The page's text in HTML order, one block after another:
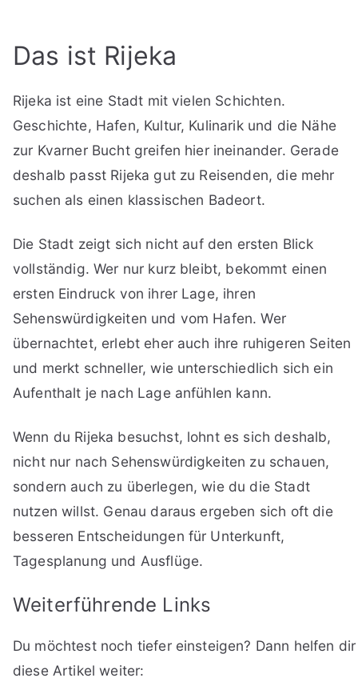
Das ist Rijeka
Rijeka ist eine Stadt mit vielen Schichten.
Geschichte, Hafen, Kultur, Kulinarik und die Nähe
zur Kvarner Bucht greifen hier ineinander. Gerade
deshalb passt Rijeka gut zu Reisenden, die mehr
suchen als einen klassischen Badeort.
Die Stadt zeigt sich nicht auf den ersten Blick
vollständig. Wer nur kurz bleibt, bekommt einen
ersten Eindruck von ihrer Lage, ihren
Sehenswürdigkeiten und vom Hafen. Wer
übernachtet, erlebt eher auch ihre ruhigeren Seiten
und merkt schneller, wie unterschiedlich sich ein
Aufenthalt je nach Lage anfühlen kann.
Wenn du Rijeka besuchst, lohnt es sich deshalb,
nicht nur nach Sehenswürdigkeiten zu schauen,
sondern auch zu überlegen, wie du die Stadt
nutzen willst. Genau daraus ergeben sich oft die
besseren Entscheidungen für Unterkunft,
Tagesplanung und Ausflüge.
Weiterführende Links
Du möchtest noch tiefer einsteigen? Dann helfen dir
diese Artikel weiter: